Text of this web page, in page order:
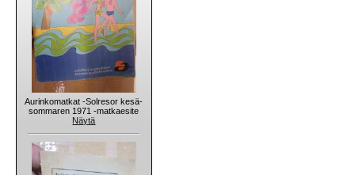
Aurinkomatkat -Solresor kesä-
sommaren 1971 -matkaesite
Näytä